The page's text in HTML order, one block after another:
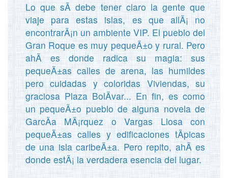
Lo que sÃ­ debe tener claro la gente que
viaje para estas islas, es que allÃ¡ no
encontrarÃ¡n un ambiente VIP. El pueblo del
Gran Roque es muy pequeÃ±o y rural. Pero
ahÃ­ es donde radica su magia: sus
pequeÃ±as calles de arena, las humildes
pero cuidadas y coloridas Viviendas, su
graciosa Plaza BolÃ­var... En fin, es como
un pequeÃ±o pueblo de alguna novela de
GarcÃ­a MÃ¡rquez o Vargas Llosa con
pequeÃ±as calles y edificaciones tÃ­picas
de una isla caribeÃ±a. Pero repito, ahÃ­ es
donde estÃ¡ la verdadera esencia del lugar.